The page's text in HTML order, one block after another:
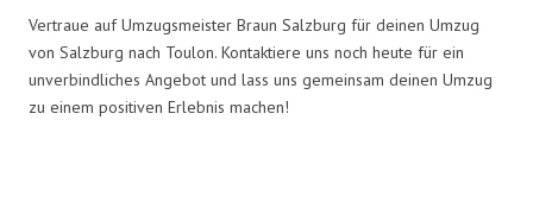
Vertraue auf Umzugsmeister Braun Salzburg für deinen Umzug
von Salzburg nach Toulon. Kontaktiere uns noch heute für ein
unverbindliches Angebot und lass uns gemeinsam deinen Umzug
zu einem positiven Erlebnis machen!